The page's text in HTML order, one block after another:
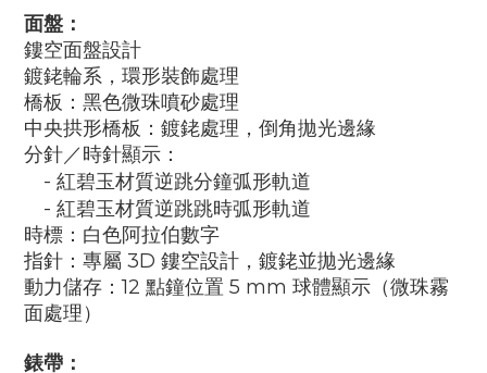
面盤：
鏤空面盤設計
鍍銠輪系，環形裝飾處理
橋板：黑色微珠噴砂處理
中央拱形橋板：鍍銠處理，倒角拋光邊緣
分針／時針顯示：
- 紅碧玉材質逆跳分鐘弧形軌道
- 紅碧玉材質逆跳跳時弧形軌道
時標：白色阿拉伯數字
指針：專屬 3D 鏤空設計，鍍銠並拋光邊緣
動力儲存：12 點鐘位置 5 mm 球體顯示（微珠霧
面處理）
錶帶：